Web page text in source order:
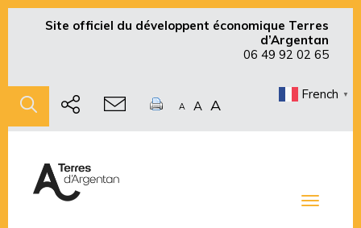
Site officiel du développent économique Terres
d’Argentan
06 49 92 02 65
A A A
French ▼
Toggle